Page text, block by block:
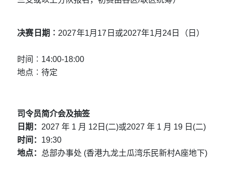
决赛日期︰ 2027年1月 17 日或2027年1月 24 日（日）
时间︰ 14:00-18:00
地点︰待定
司令员简介会及抽签
日期： 2027 年 1 月 12 日 (二)或2027 年 1 月 19 日 (二)
时间： 19:30
地点： 总部办事处 (香港九龙土瓜湾乐民新村A座地下)